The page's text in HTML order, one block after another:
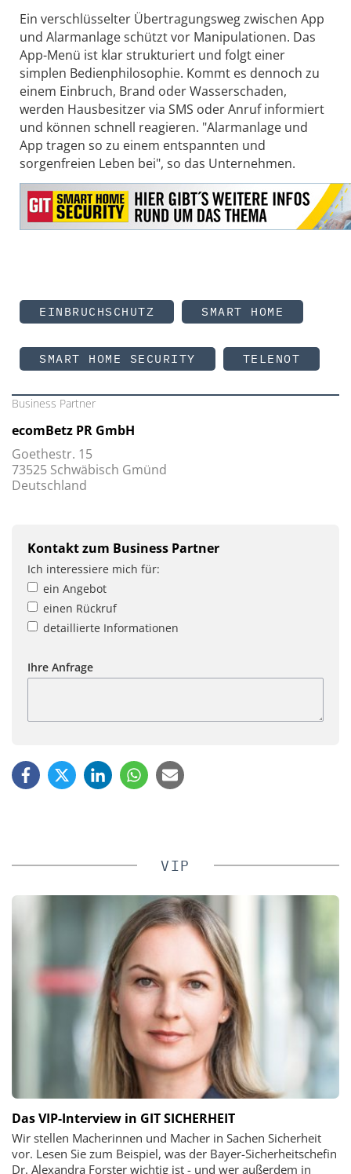
Ein verschlüsselter Übertragungsweg zwischen App
und Alarmanlage schützt vor Manipulationen. Das
App-Menü ist klar strukturiert und folgt einer
simplen Bedienphilosophie. Kommt es dennoch zu
einem Einbruch, Brand oder Wasserschaden,
werden Hausbesitzer via SMS oder Anruf informiert
und können schnell reagieren. "Alarmanlage und
App tragen so zu einem entspannten und
sorgenfreien Leben bei", so das Unternehmen.
EINBRUCHSCHUTZ SMART HOME
SMART HOME SECURITY TELENOT
Business Partner
ecomBetz PR GmbH
Goethestr. 15
73525 Schwäbisch Gmünd
Deutschland
Kontakt zum Business Partner
Ich interessiere mich für:
ein Angebot
einen Rückruf
detaillierte Informationen
Ihre Anfrage
VIP
Das VIP-Interview in GIT SICHERHEIT
Wir stellen Macherinnen und Macher in Sachen Sicherheit
vor. Lesen Sie zum Beispiel, was der Bayer-Sicherheitschefin
Dr. Alexandra Forster wichtig ist - und wer außerdem in